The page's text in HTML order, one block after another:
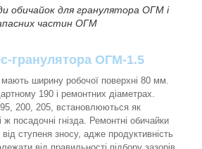
обичайок для гранулятора ОГМ і
частин ОГМ
гранулятора ОГМ-1.5
мають ширину робочої поверхні 80 мм.
190 і ремонтних діаметрах.
200, 205, встановлюються як
ж посадочні гнізда. Ремонтні обичайки
від ступеня зносу, адже продуктивність